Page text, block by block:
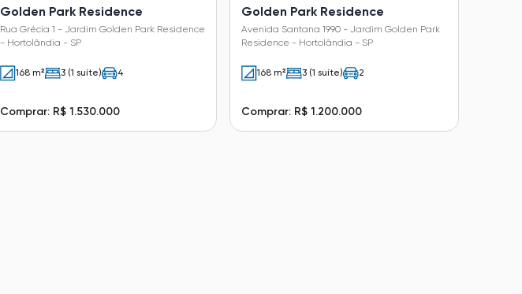
Golden Park Residence
Rua Grécia 1 - Jardim Golden Park Residence
- Hortolândia - SP
168 m² 3 (1 suíte) 4
Comprar: R$ 1.530.000
Golden Park Residence
Avenida Santana 1990 - Jardim Golden Park
Residence - Hortolândia - SP
168 m² 3 (1 suíte) 2
Comprar: R$ 1.200.000